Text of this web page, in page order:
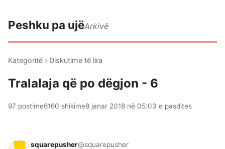
Peshku pa ujëArkivë
Kategoritë › Diskutime të lira
Tralalaja që po dëgjon - 6
97 postime6160 shikime8 janar 2018 në 05:03 e pasdites
squarepusher@squarepusher